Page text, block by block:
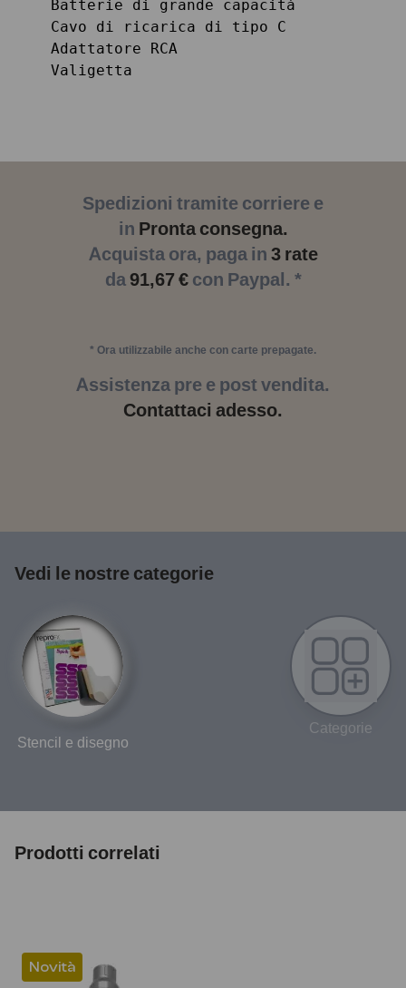
    Batterie di grande capacità
    Cavo di ricarica di tipo C
    Adattatore RCA
    Valigetta
Spedizioni tramite corriere e
in Pronta consegna.
Acquista ora, paga in 3 rate
da91,67 €con Paypal. *
* Ora utilizzabile anche con carte prepagate.
Assistenza pre e post vendita.
Contattaci adesso.
Vedi le nostre categorie
Stencil e disegno
Categorie
Prodotti correlati
Novità